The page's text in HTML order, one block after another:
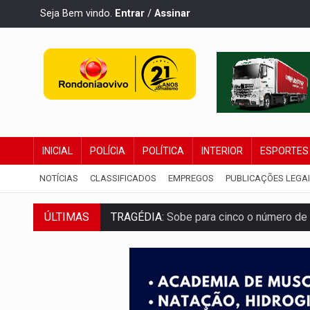
Seja Bem vindo. Entrar / Assinar
INICIAL POLÍCIA POLÍTICA INTERIOR ESPORTES
NOTÍCIAS CLASSIFICADOS EMPREGOS PUBLICAÇÕES
ÚLTIMAS TRAGÉDIA: Sobe para cinco o número
TRANSPORTE DE ARROZ:MPF
DEEPFAKE: Sancionada lei contra
COLEGIADO:Brasil e Rússia discutem